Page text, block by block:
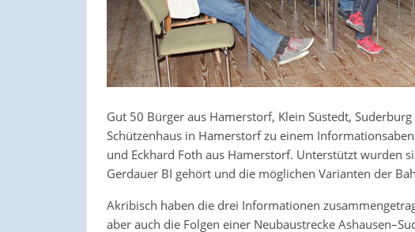
Gut 50 Bürger aus Hamerstorf, Klein Süstedt,
Schützenhaus in Hamerstorf zu einem
und Eckhard Foth aus Hamerstorf. Unterstützt wurden
Gerdauer BI gehört und die möglichen Varianten der
Akribisch haben die drei Informationen
aber auch die Folgen einer Neubaustrecke